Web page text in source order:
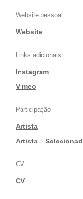
Website pessoal
Website
Links adicionais
Instagram
|Vimeo
Participação
Artista
|Artista >
CV
CV